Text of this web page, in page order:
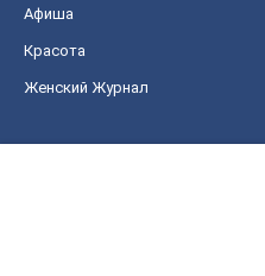
Афиша
Красота
Женский Журнал